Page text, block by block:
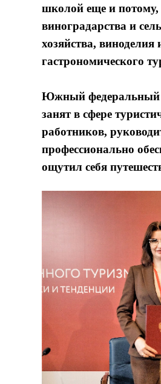
школой еще и
виноградарства и
хозяйства,
гастрономического
Южный федеральный
занят в сфере
работников,
профессионально
ощутил себя